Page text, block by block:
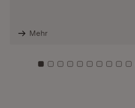
Mehr
Zu Kachel: 0
Zu Kachel: 1
Zu Kachel: 2
Zu Kachel: 3
Zu Kachel: 4
Zu Kachel:
ZuZuZu